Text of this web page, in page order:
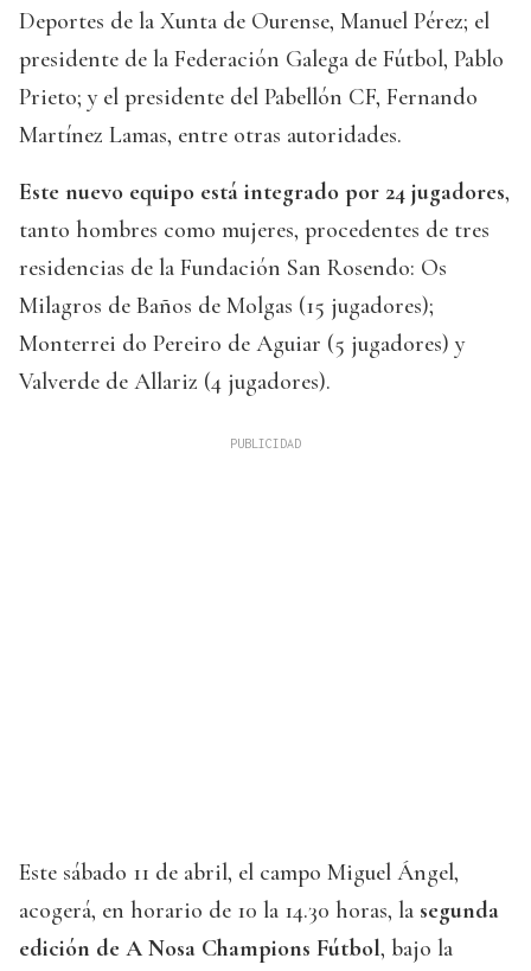
Deportes de la Xunta de Ourense, Manuel Pérez; el
presidente de la Federación Galega de Fútbol, Pablo
Prieto; y el presidente del Pabellón CF, Fernando
Martínez Lamas, entre otras autoridades.
Este nuevo equipo está integrado por 24 jugadores,
tanto hombres como mujeres, procedentes de tres
residencias de la Fundación San Rosendo: Os
Milagros de Baños de Molgas (15 jugadores);
Monterrei do Pereiro de Aguiar (5 jugadores) y
Valverde de Allariz (4 jugadores).
Este sábado 11 de abril, el campo Miguel Ángel,
acogerá, en horario de 10 la 14.30 horas, la segunda
edición de A Nosa Champions Fútbol, bajo la